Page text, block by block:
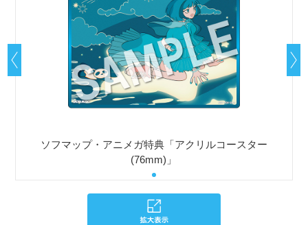
ソフマップ・アニメガ特典「アクリルコースター
(76mm)」